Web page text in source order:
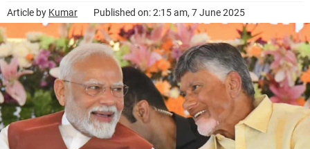
Article by Kumar Published on: 2:15 am, 7 June 2025